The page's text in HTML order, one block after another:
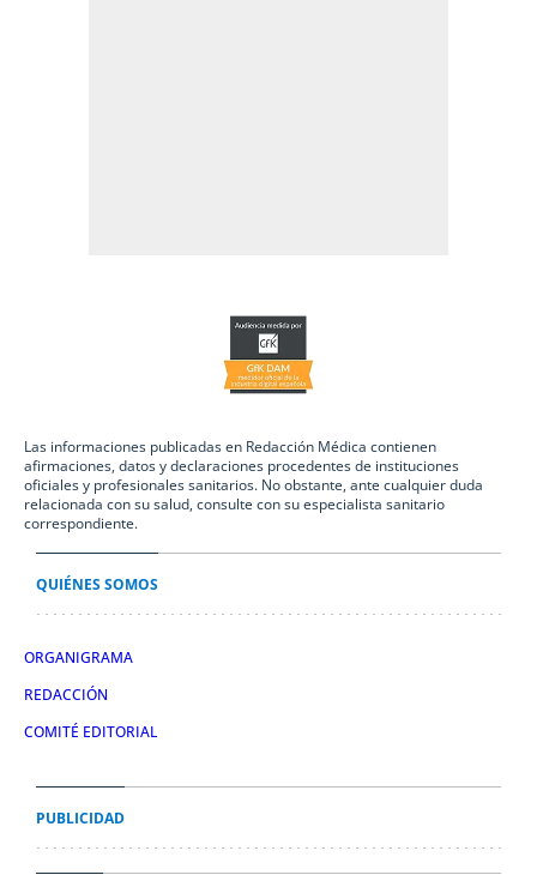
Las informaciones publicadas en Redacción Médica contienen
afirmaciones, datos y declaraciones procedentes de instituciones
oficiales y profesionales sanitarios. No obstante, ante cualquier duda
relacionada con su salud, consulte con su especialista sanitario
correspondiente.
QUIÉNES SOMOS
ORGANIGRAMA
REDACCIÓN
COMITÉ EDITORIAL
PUBLICIDAD